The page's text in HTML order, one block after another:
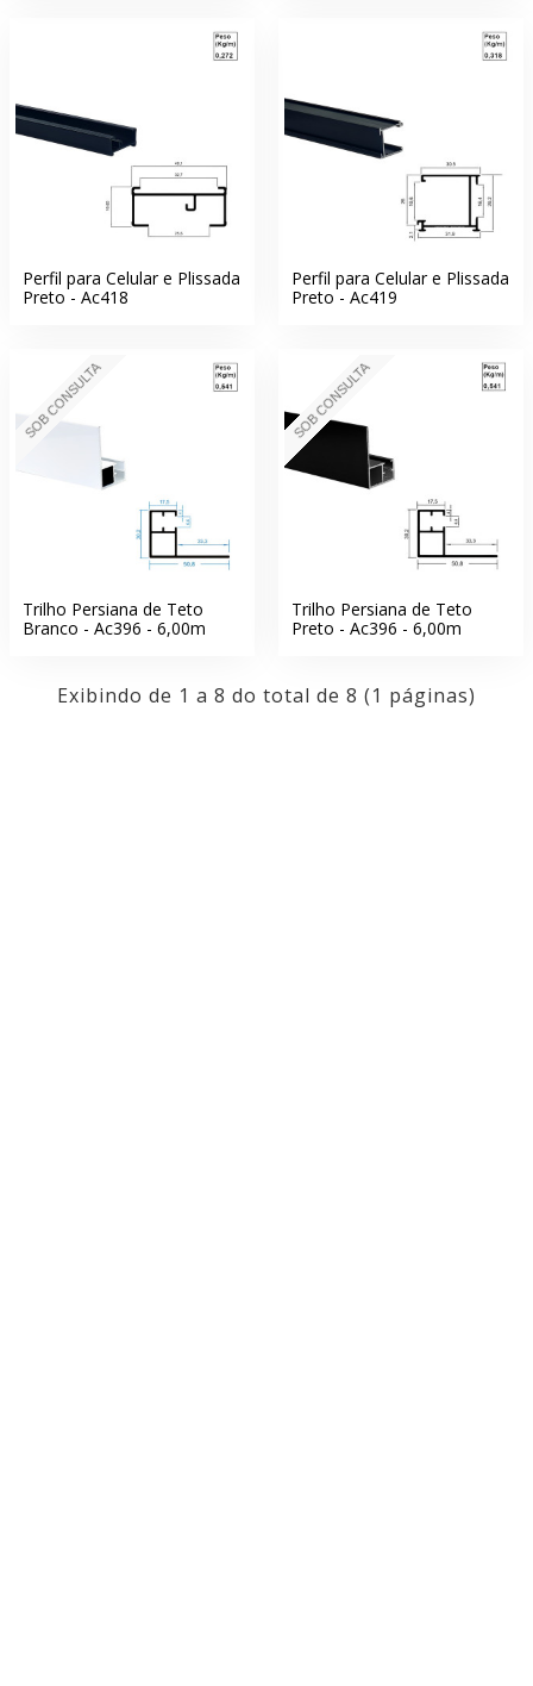
Perfil para Celular e Plissada
Preto - Ac418
Perfil para Celular e Plissada
Preto - Ac419
SOB CONSULTA
Trilho Persiana de Teto
Branco - Ac396 - 6,00m
SOB CONSULTA
Trilho Persiana de Teto
Preto - Ac396 - 6,00m
Exibindo de 1 a 8 do total de 8 (1 páginas)